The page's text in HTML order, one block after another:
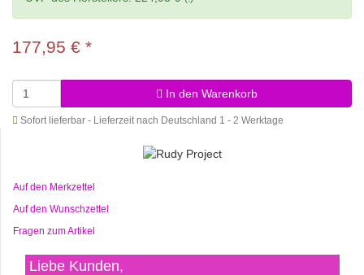
177,95 € *
In den Warenkorb
Sofort lieferbar - Lieferzeit nach Deutschland 1 - 2 Werktage
Auf den Merkzettel
Auf den Wunschzettel
Fragen zum Artikel
Liebe Kunden,